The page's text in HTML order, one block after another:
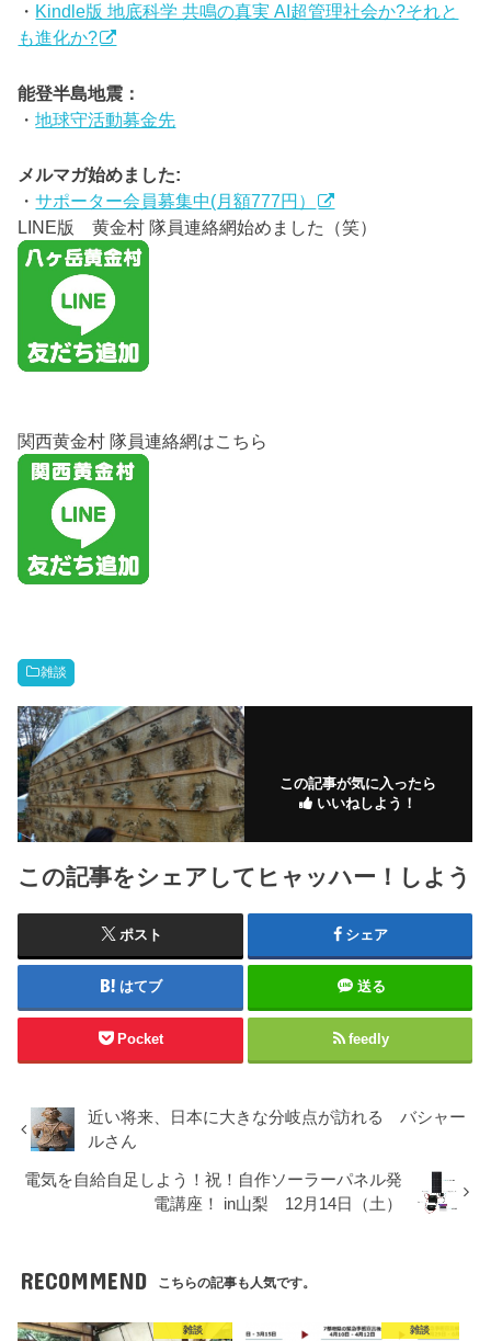
・ Kindle版 地底科学 共鳴の真実 AI超管理社会か?それと
も進化か?
能登半島地震：
・地球守活動募金先
メルマガ始めました:
・サポーター会員募集中(月額777円）
LINE版 黄金村 隊員連絡網始めました（笑）
関西黄金村 隊員連絡網はこちら
雑談
この記事が気に入ったら
いいねしよう！
この記事をシェアしてヒャッハー！しよう
ポスト シェア
はてブ 送る
Pocket feedly
近い将来、日本に大きな分岐点が訪れる バシャー
ルさん
電気を自給自足しよう！祝！自作ソーラーパネル発
電講座！ in山梨 12月14日（土）
RECOMMEND こちらの記事も人気です。
雑談 雑談